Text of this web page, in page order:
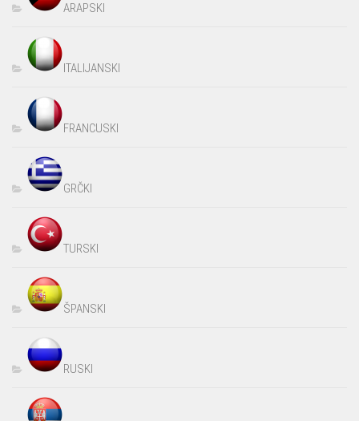
ARAPSKI
ITALIJANSKI
FRANCUSKI
GRČKI
TURSKI
ŠPANSKI
RUSKI